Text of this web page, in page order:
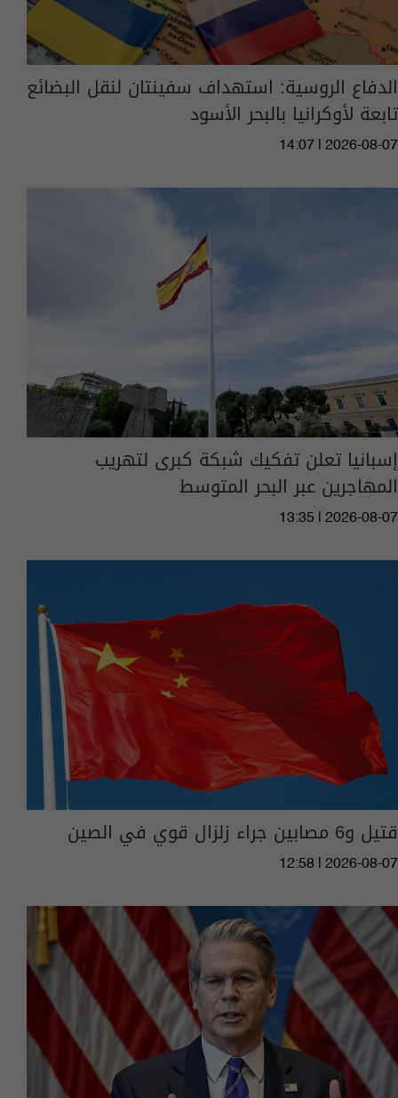
الدفاع الروسية: استهداف سفينتان لنقل البضائع
تابعة لأوكرانيا بالبحر الأسود
14:07 | 2026-08-07
إسبانيا تعلن تفكيك شبكة كبرى لتهريب
المهاجرين عبر البحر المتوسط
13:35 | 2026-08-07
قتيل و6 مصابين جراء زلزال قوي في الصين
12:58 | 2026-08-07